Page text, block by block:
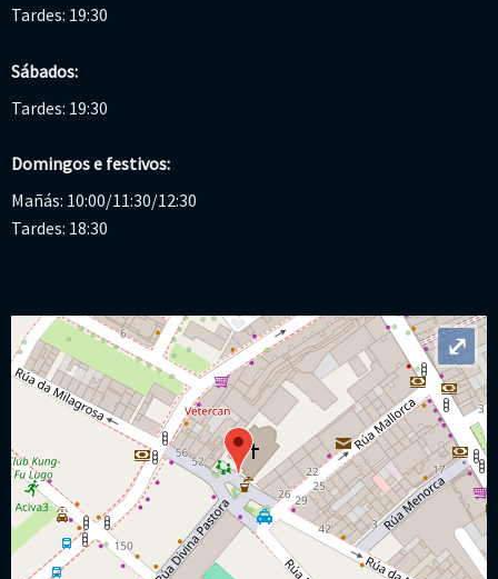
Tardes: 19:30
Sábados:
Tardes: 19:30
Domingos e festivos:
Mañás: 10:00/11:30/12:30
Tardes: 18:30
⤢